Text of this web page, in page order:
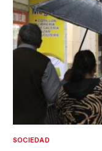
SOCIEDAD